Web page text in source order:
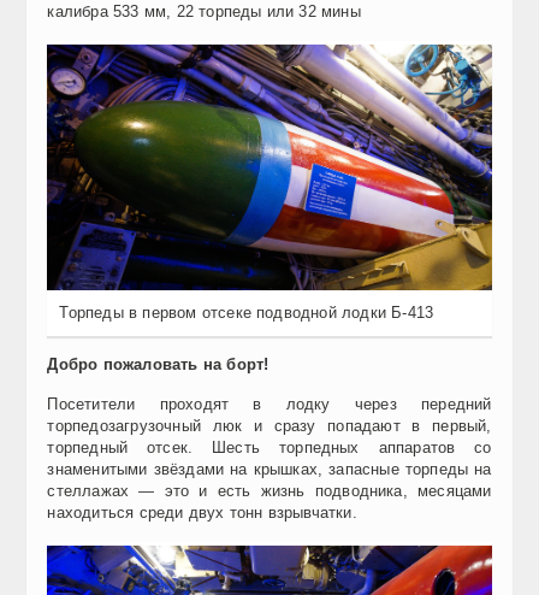
калибра 533 мм, 22 торпеды или 32 мины
Торпеды в первом отсеке подводной лодки Б-413
Добро пожаловать на борт!
Посетители проходят в лодку через передний
торпедозагрузочный люк и сразу попадают в первый,
торпедный отсек. Шесть торпедных аппаратов со
знаменитыми звёздами на крышках, запасные торпеды на
стеллажах — это и есть жизнь подводника, месяцами
находиться среди двух тонн взрывчатки.